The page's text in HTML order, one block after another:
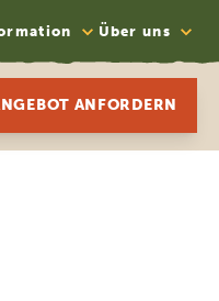
Über uns
ANFORDERN